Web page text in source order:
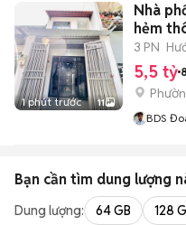
1 phút trước 11
Nhà
hẻm
3 PN
5,5 tỷ
BDS
Bạn cần tìm dung lượng
Dung lượng: 64 GB 128